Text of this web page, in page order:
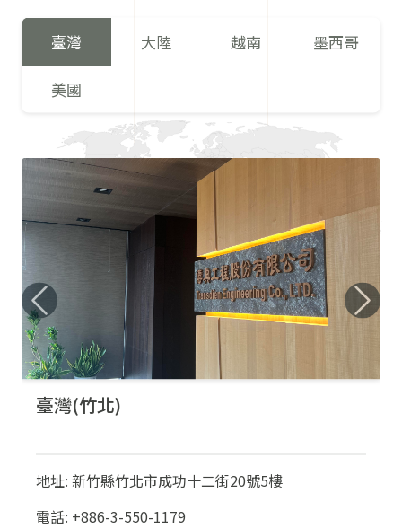
臺灣 大陸 越南 墨西哥
美國
臺灣(竹北)
地址: 新竹縣竹北市成功十二街20號5樓
電話: +886-3-550-1179
Previous Next